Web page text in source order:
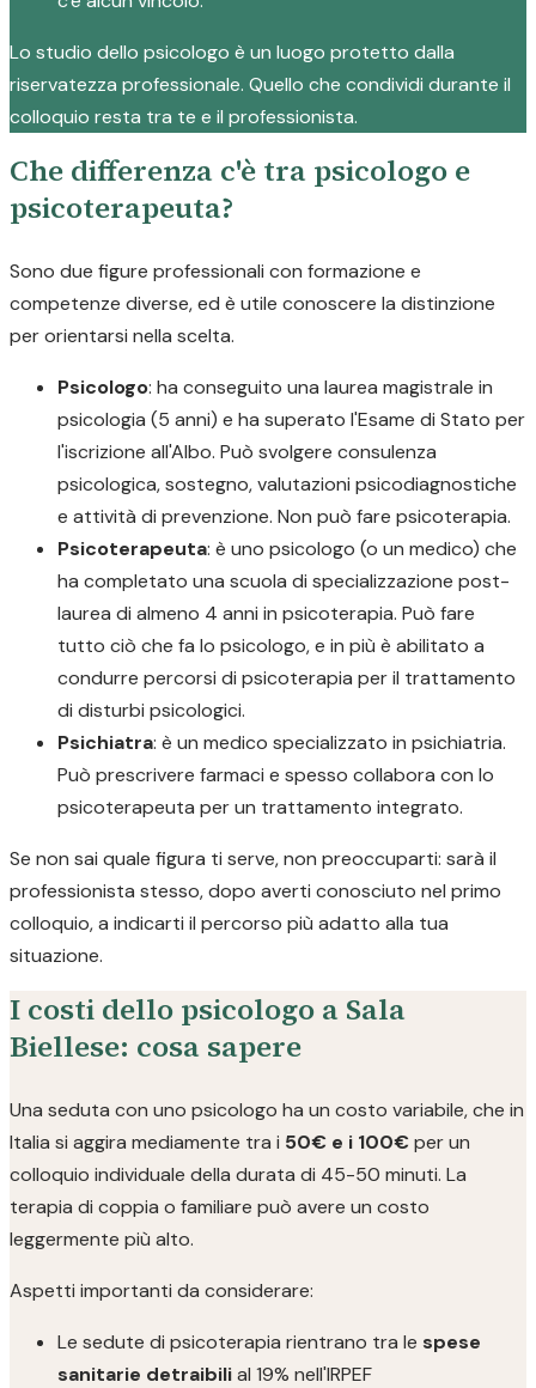
Lo studio dello psicologo è un luogo protetto dalla
riservatezza professionale. Quello che condividi durante il
colloquio resta tra te e il professionista.
Che differenza c'è tra psicologo e
psicoterapeuta?
Sono due figure professionali con formazione e
competenze diverse, ed è utile conoscere la distinzione
per orientarsi nella scelta.
Psicologo: ha conseguito una laurea magistrale in
psicologia (5 anni) e ha superato l'Esame di Stato per
l'iscrizione all'Albo. Può svolgere consulenza
psicologica, sostegno, valutazioni psicodiagnostiche
e attività di prevenzione. Non può fare psicoterapia.
Psicoterapeuta: è uno psicologo (o un medico) che
ha completato una scuola di specializzazione post-
laurea di almeno 4 anni in psicoterapia. Può fare
tutto ciò che fa lo psicologo, e in più è abilitato a
condurre percorsi di psicoterapia per il trattamento
di disturbi psicologici.
Psichiatra: è un medico specializzato in psichiatria.
Può prescrivere farmaci e spesso collabora con lo
psicoterapeuta per un trattamento integrato.
Se non sai quale figura ti serve, non preoccuparti: sarà il
professionista stesso, dopo averti conosciuto nel primo
colloquio, a indicarti il percorso più adatto alla tua
situazione.
I costi dello psicologo a Sala
Biellese: cosa sapere
Una seduta con uno psicologo ha un costo variabile, che in
Italia si aggira mediamente tra i 50€ e i 100€ per un
colloquio individuale della durata di 45-50 minuti. La
terapia di coppia o familiare può avere un costo
leggermente più alto.
Aspetti importanti da considerare:
Le sedute di psicoterapia rientrano tra le spese
sanitarie detraibilial 19% nell'IRPEF